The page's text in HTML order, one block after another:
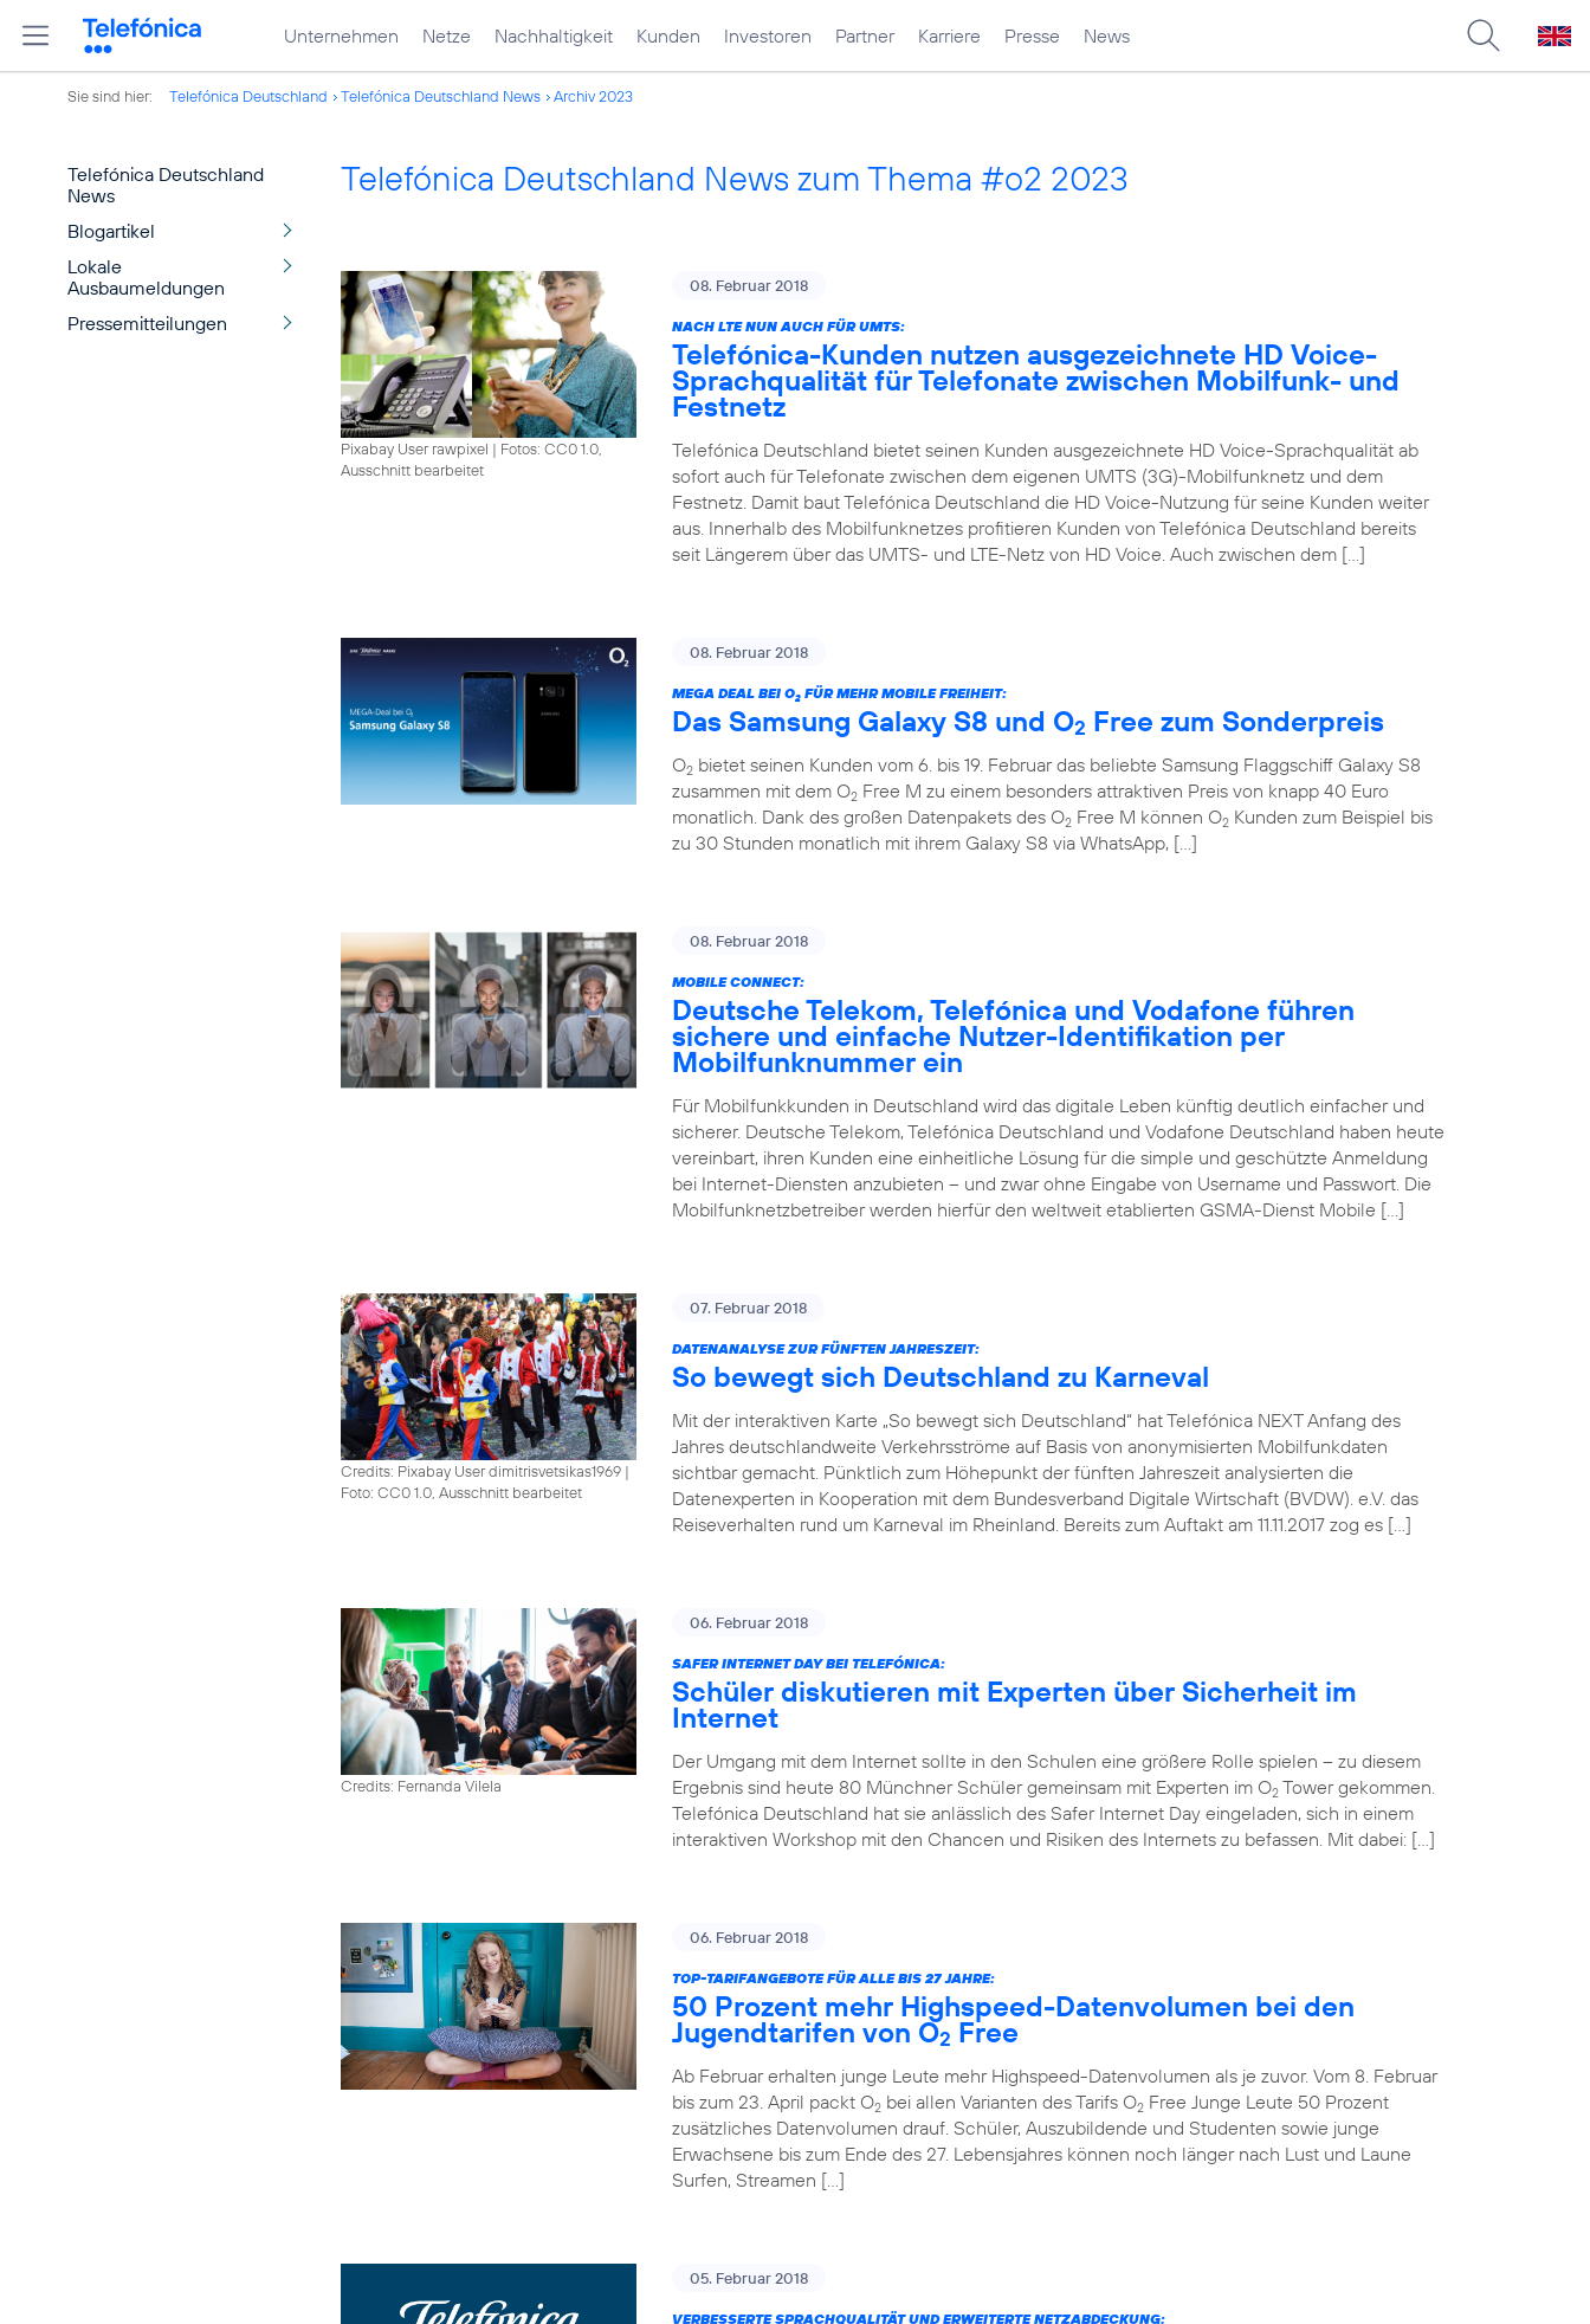
Unternehmen Netze Nachhaltigkeit Kunden Investoren Partner Karriere Presse News
Sie sind hier: Telefónica Deutschland Telefónica Deutschland News Archiv 2023
Telefónica Deutschland
News
Blogartikel
Lokale
Ausbaumeldungen
Pressemitteilungen
Telefónica Deutschland News zum Thema #o2 2023
Pixabay User rawpixel | Fotos: CC0 1.0,
Ausschnitt bearbeitet
08. Februar 2018
NACH LTE NUN AUCH FÜR UMTS:
Telefónica-Kunden nutzen ausgezeichnete HD Voice-
Sprachqualität für Telefonate zwischen Mobilfunk- und
Festnetz
Telefónica Deutschland bietet seinen Kunden ausgezeichnete HD Voice-Sprachqualität ab
sofort auch für Telefonate zwischen dem eigenen UMTS (3G)-Mobilfunknetz und dem
Festnetz. Damit baut Telefónica Deutschland die HD Voice-Nutzung für seine Kunden weiter
aus. Innerhalb des Mobilfunknetzes profitieren Kunden von Telefónica Deutschland bereits
seit Längerem über das UMTS- und LTE-Netz von HD Voice. Auch zwischen dem […]
08. Februar 2018
MEGA DEAL BEI O2 FÜR MEHR MOBILE FREIHEIT:
Das Samsung Galaxy S8 und O2 Free zum Sonderpreis
O2 bietet seinen Kunden vom 6. bis 19. Februar das beliebte Samsung Flaggschiff Galaxy S8
zusammen mit dem O2 Free M zu einem besonders attraktiven Preis von knapp 40 Euro
monatlich. Dank des großen Datenpakets des O2 Free M können O2 Kunden zum Beispiel bis
zu 30 Stunden monatlich mit ihrem Galaxy S8 via WhatsApp, […]
08. Februar 2018
MOBILE CONNECT:
Deutsche Telekom, Telefónica und Vodafone führen
sichere und einfache Nutzer-Identifikation per
Mobilfunknummer ein
Für Mobilfunkkunden in Deutschland wird das digitale Leben künftig deutlich einfacher und
sicherer. Deutsche Telekom, Telefónica Deutschland und Vodafone Deutschland haben heute
vereinbart, ihren Kunden eine einheitliche Lösung für die simple und geschützte Anmeldung
bei Internet-Diensten anzubieten – und zwar ohne Eingabe von Username und Passwort. Die
Mobilfunknetzbetreiber werden hierfür den weltweit etablierten GSMA-Dienst Mobile […]
Credits: Pixabay User dimitrisvetsikas1969 |
Foto: CC0 1.0, Ausschnitt bearbeitet
07. Februar 2018
DATENANALYSE ZUR FÜNFTEN JAHRESZEIT:
So bewegt sich Deutschland zu Karneval
Mit der interaktiven Karte „So bewegt sich Deutschland“ hat Telefónica NEXT Anfang des
Jahres deutschlandweite Verkehrsströme auf Basis von anonymisierten Mobilfunkdaten
sichtbar gemacht. Pünktlich zum Höhepunkt der fünften Jahreszeit analysierten die
Datenexperten in Kooperation mit dem Bundesverband Digitale Wirtschaft (BVDW). e.V. das
Reiseverhalten rund um Karneval im Rheinland. Bereits zum Auftakt am 11.11.2017 zog es […]
Credits: Fernanda Vilela
06. Februar 2018
SAFER INTERNET DAY BEI TELEFÓNICA:
Schüler diskutieren mit Experten über Sicherheit im
Internet
Der Umgang mit dem Internet sollte in den Schulen eine größere Rolle spielen – zu diesem
Ergebnis sind heute 80 Münchner Schüler gemeinsam mit Experten im O2 Tower gekommen.
Telefónica Deutschland hat sie anlässlich des Safer Internet Day eingeladen, sich in einem
interaktiven Workshop mit den Chancen und Risiken des Internets zu befassen. Mit dabei: […]
06. Februar 2018
TOP-TARIFANGEBOTE FÜR ALLE BIS 27 JAHRE:
50 Prozent mehr Highspeed-Datenvolumen bei den
Jugendtarifen von O2 Free
Ab Februar erhalten junge Leute mehr Highspeed-Datenvolumen als je zuvor. Vom 8. Februar
bis zum 23. April packt O2 bei allen Varianten des Tarifs O2 Free Junge Leute 50 Prozent
zusätzliches Datenvolumen drauf. Schüler, Auszubildende und Studenten sowie junge
Erwachsene bis zum Ende des 27. Lebensjahres können noch länger nach Lust und Laune
Surfen, Streamen […]
05. Februar 2018
VERBESSERTE SPRACHQUALITÄT UND ERWEITERTE NETZABDECKUNG: